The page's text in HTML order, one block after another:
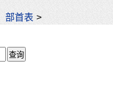
部首表 >